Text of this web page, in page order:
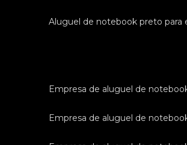
aluguel de notebook preto para
empresa de aluguel de
empresa de aluguel de